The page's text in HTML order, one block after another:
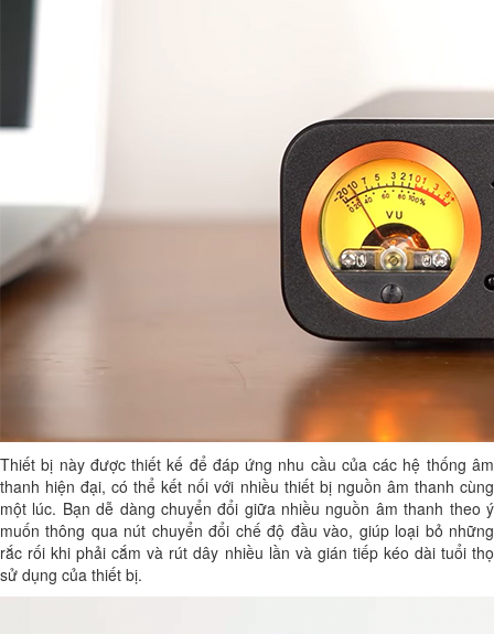
Thiết bị này được thiết kế để đáp ứng nhu cầu của các hệ thống âm
thanh hiện đại, có thể kết nối với nhiều thiết bị nguồn âm thanh cùng
một lúc. Bạn dễ dàng chuyển đổi giữa nhiều nguồn âm thanh theo ý
muốn thông qua nút chuyển đổi chế độ đầu vào, giúp loại bỏ những
rắc rối khi phải cắm và rút dây nhiều lần và gián tiếp kéo dài tuổi thọ
sử dụng của thiết bị.